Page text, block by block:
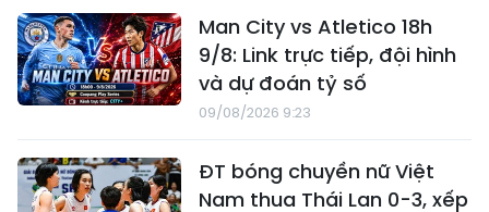
Man City vs Atletico 18h
9/8: Link trực tiếp, đội hình
và dự đoán tỷ số
09/08/2026 9:23
ĐT bóng chuyền nữ Việt
Nam thua Thái Lan 0-3, xếp